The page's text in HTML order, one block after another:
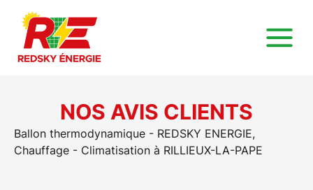
Ballon thermodynamique - REDSKY ENERGIE,
Chauffage - Climatisation à RILLIEUX-LA-PAPE
NOS AVIS CLIENTS